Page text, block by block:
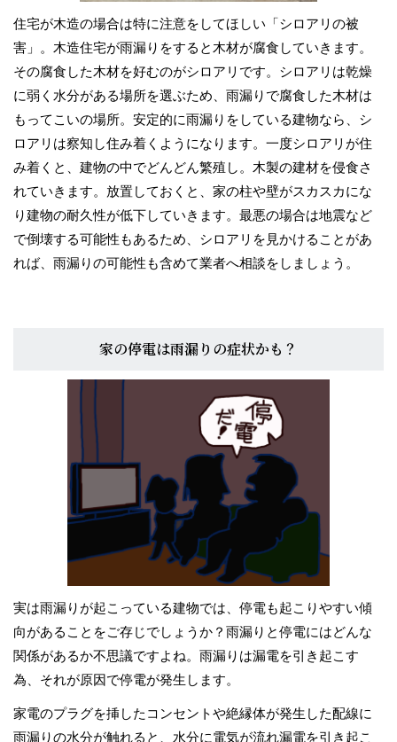
住宅が木造の場合は特に注意をしてほしい「シロアリの被
害」。木造住宅が雨漏りをすると木材が腐食していきます。
その腐食した木材を好むのがシロアリです。シロアリは乾燥
に弱く水分がある場所を選ぶため、雨漏りで腐食した木材は
もってこいの場所。安定的に雨漏りをしている建物なら、シ
ロアリは察知し住み着くようになります。一度シロアリが住
み着くと、建物の中でどんどん繁殖し。木製の建材を侵食さ
れていきます。放置しておくと、家の柱や壁がスカスカにな
り建物の耐久性が低下していきます。最悪の場合は地震など
で倒壊する可能性もあるため、シロアリを見かけることがあ
れば、雨漏りの可能性も含めて業者へ相談をしましょう。
家の停電は雨漏りの症状かも？
実は雨漏りが起こっている建物では、停電も起こりやすい傾
向があることをご存じでしょうか？雨漏りと停電にはどんな
関係があるか不思議ですよね。雨漏りは漏電を引き起こす
為、それが原因で停電が発生します。
家電のプラグを挿したコンセントや絶縁体が発生した配線に
雨漏りの水分が触れると、水分に電気が流れ漏電を引き起こ